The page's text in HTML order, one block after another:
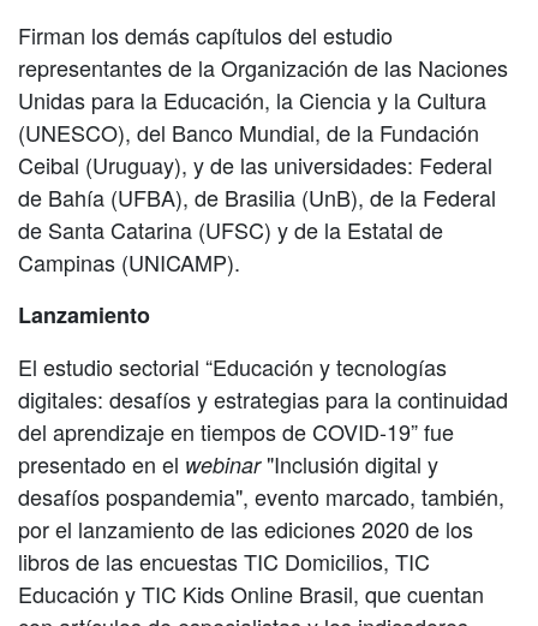
Firman los demás capítulos del estudio
representantes de la Organización de las Naciones
Unidas para la Educación, la Ciencia y la Cultura
(UNESCO), del Banco Mundial, de la Fundación
Ceibal (Uruguay), y de las universidades: Federal
de Bahía (UFBA), de Brasilia (UnB), de la Federal
de Santa Catarina (UFSC) y de la Estatal de
Campinas (UNICAMP).
Lanzamiento
El estudio sectorial “Educación y tecnologías
digitales: desafíos y estrategias para la continuidad
del aprendizaje en tiempos de COVID-19” fue
presentado en el webinar "Inclusión digital y
desafíos pospandemia", evento marcado, también,
por el lanzamiento de las ediciones 2020 de los
libros de las encuestas TIC Domicilios, TIC
Educación y TIC Kids Online Brasil, que cuentan